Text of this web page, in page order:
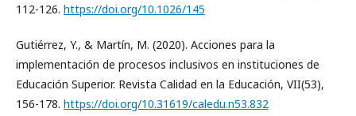
112-126. https://doi.org/10.1026/145
Gutiérrez, Y., & Martín, M. (2020). Acciones para la
implementación de procesos inclusivos en instituciones de
Educación Superior. Revista Calidad en la Educación, VII(53),
156-178. https://doi.org/10.31619/caledu.n53.832